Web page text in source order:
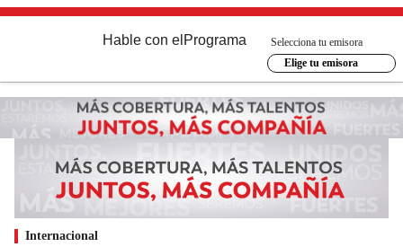
Hable con el Programa
Selecciona tu emisora
Elige tu emisora
Internacional